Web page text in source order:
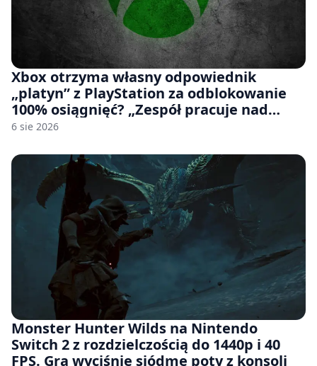
Xbox otrzyma własny odpowiednik
„platyn” z PlayStation za odblokowanie
100% osiągnięć? „Zespół pracuje nad
czymś, co ma się pojawić jeszcze w tym
6 sie 2026
Monster Hunter Wilds na Nintendo
Switch 2 z rozdzielczością do 1440p i 40
FPS. Gra wyciśnie siódme poty z konsoli